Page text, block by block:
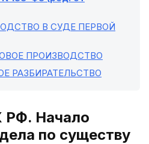
В СУДЕ ПЕРВОЙ
ПРОИЗВОДСТВО
РАЗБИРАТЕЛЬСТВО
РФ. Начало
по существу